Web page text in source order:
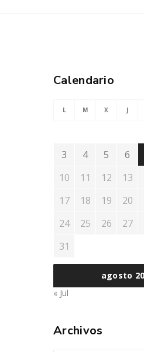
Calendario
agosto
L M X J
3
4 5 6
10
11 12 13
17
18 19 20
24
25 26 27
31
« Jul
Archivos